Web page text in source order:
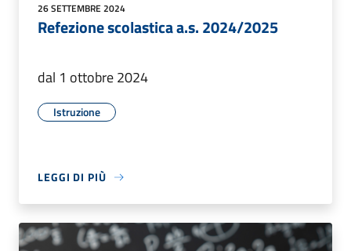
26 SETTEMBRE 2024
Refezione scolastica a.s. 2024/2025
dal 1 ottobre 2024
Istruzione
LEGGI DI PIÙ